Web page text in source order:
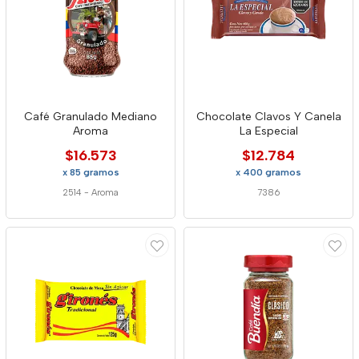
Café Granulado Mediano
Aroma
$16.573
x 85 gramos
2514 - Aroma
Chocolate Clavos Y Canela
La Especial
$12.784
x 400 gramos
7386